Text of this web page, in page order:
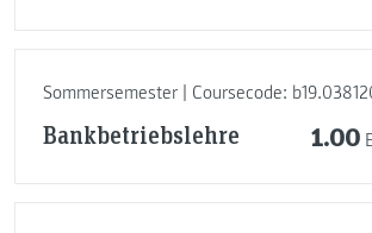
Sommersemester | Coursecode:
Bankbetriebslehre 1.00